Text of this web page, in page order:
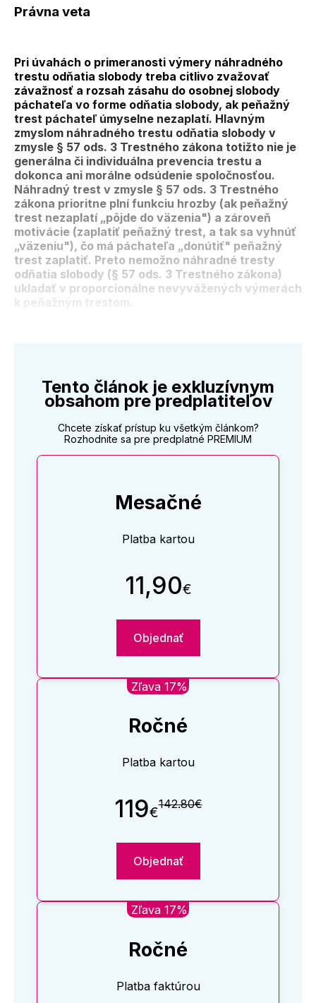
Právna veta
Pri úvahách o primeranosti výmery náhradného
trestu odňatia slobody treba citlivo zvažovať
závažnosť a rozsah zásahu do osobnej slobody
páchateľa vo forme odňatia slobody, ak peňažný
trest páchateľ úmyselne nezaplatí. Hlavným
zmyslom náhradného trestu odňatia slobody v
zmysle § 57 ods. 3 Trestného zákona totižto nie je
generálna či individuálna prevencia trestu a
dokonca ani morálne odsúdenie spoločnosťou.
Náhradný trest v zmysle § 57 ods. 3 Trestného
zákona prioritne plní funkciu hrozby (ak peňažný
trest nezaplatí „pôjde do väzenia") a zároveň
motivácie (zaplatiť peňažný trest, a tak sa vyhnúť
„väzeniu"), čo má páchateľa „donútiť" peňažný
trest zaplatiť. Preto nemožno náhradné tresty
odňatia slobody (§ 57 ods. 3 Trestného zákona)
ukladať v proporcionálne nevyvážených výmerách
k peňažným trestom.
Tento článok je exkluzívnym
obsahom pre predplatiteľov
Chcete získať prístup ku všetkým článkom?
Rozhodnite sa pre predplatné PREMIUM
Mesačné
Platba kartou
11,90€
Objednať
Zľava 17%
Ročné
Platba kartou
119€142.80€
Objednať
Zľava 17%
Ročné
Platba faktúrou